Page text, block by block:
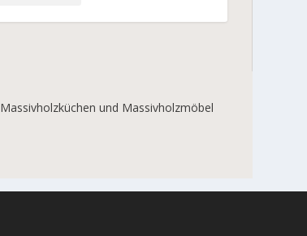
Massivholzküchen und Massivholzmöbel